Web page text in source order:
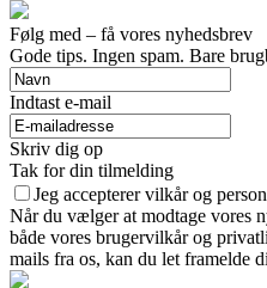
Følg med – få vores nyhedsbrev
Gode tips. Ingen spam. Bare
Indtast e-mail
Skriv dig op
Tak for din tilmelding
Jeg accepterer vilkår og
Når du vælger at modtage vores
både vores brugervilkår og
mails fra os, kan du let framelde